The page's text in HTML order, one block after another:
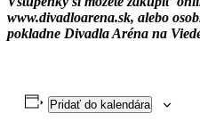
www.divadloarena.sk, alebo
pokladne Divadla Aréna na
Pridať do kalendára